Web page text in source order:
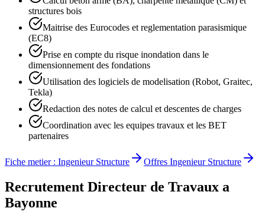
structures bois
Maitrise des Eurocodes et reglementation parasismique
(EC8)
Prise en compte du risque inondation dans le
dimensionnement des fondations
Utilisation des logiciels de modelisation (Robot, Graitec,
Tekla)
Redaction des notes de calcul et descentes de charges
Coordination avec les equipes travaux et les BET
partenaires
Fiche metier : Ingenieur Structure Offres Ingenieur Structure
Recrutement Directeur de Travaux a
Bayonne